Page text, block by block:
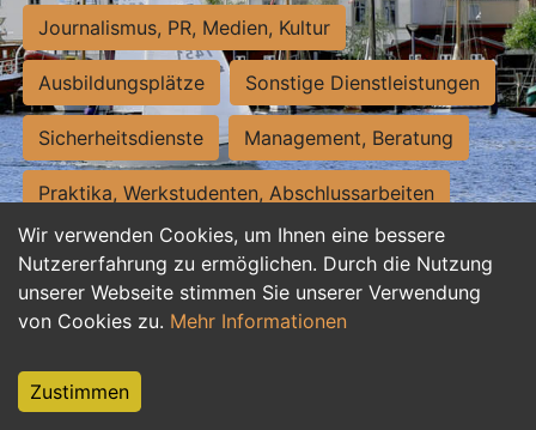
Wir verwenden Cookies, um Ihnen eine bessere
Nutzererfahrung zu ermöglichen. Durch die Nutzung
unserer Webseite stimmen Sie unserer Verwendung
von Cookies zu. Mehr Informationen
Zustimmen
Journalismus, PR, Medien, Kultur
Ausbildungsplätze Sonstige Dienstleistungen
Sicherheitsdienste Management, Beratung
Praktika, Werkstudenten, Abschlussarbeiten
Personalwesen Assistenz, Sekretariat
Hilfskräfte, Aushilfs- und Nebenjobs
Weiterbildung, Studium, duale Ausbildung